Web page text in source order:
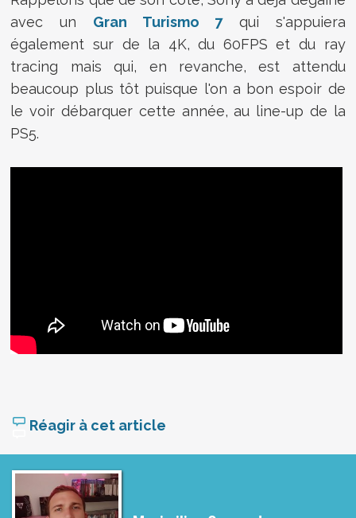
avec un Gran Turismo 7qui s'appuiera
également sur de la 4K, du 60FPS et du ray
tracing mais qui, en revanche, est attendu
beaucoup plus tôt puisque l'on a bon espoir de
le voir débarquer cette année, au line-up de la
PS5.
Réagir à cet article